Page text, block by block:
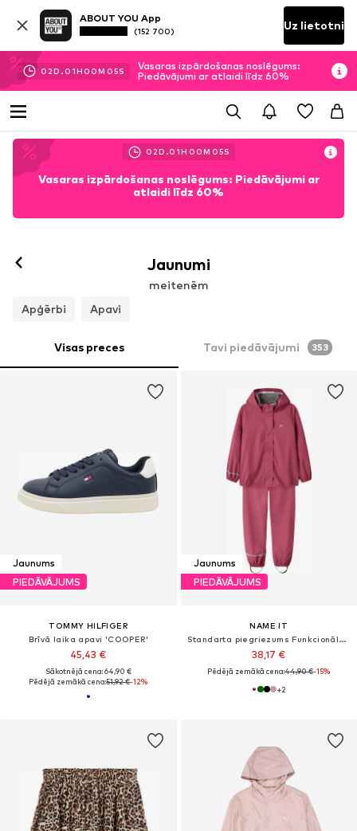
ABOUT YOU App
(152 700) Uz lietotni
02D. 01H 00M 03S
Vasaras izpārdošanas noslēgums:
Piedāvājumi ar atlaidi līdz 60%
02D.01H 00M 03S
Vasaras izpārdošanas noslēgums: Piedāvājumi ar
atlaidi līdz 60%
Jaunumi
meitenēm
Apģērbi
Apavi
Visas preces Tavi piedāvājumi 353
Jaunums
PIEDĀVĀJUMS
TOMMY HILFIGER
Brīvā laika apavi 'COOPER'
45,43 €
Sākotnējā cena: 64,90 €
Pēdējā zemākā cena:51,92 €-12%
Jaunums
PIEDĀVĀJUMS
NAME IT
Standarta piegriezums Funkcionālais apģērbs 'NKNDRY10'
38,17 €
Pēdējā zemākā cena:44,90 €-15%
+2